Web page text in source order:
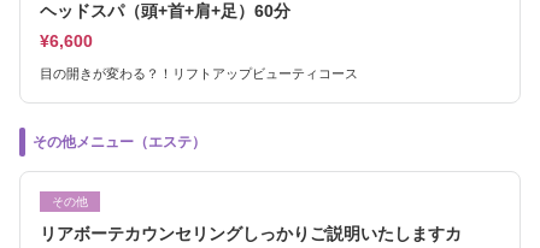
ヘッドスパ（頭+首+肩+足）60分
¥6,600
目の開きが変わる？！リフトアップビューティコース
その他メニュー（エステ）
その他
リアボーテカウンセリングしっかりご説明いたしますカ